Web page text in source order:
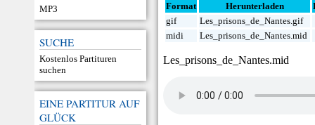
MP3
SUCHE
Kostenlos Partituren
suchen
EINE PARTITUR AUF
GLÜCK
Format Herunterladen
gif
Les_prisons_de_Nantes.gif
midi
Les_prisons_de_Nantes.mid
Les_prisons_de_Nantes.mid